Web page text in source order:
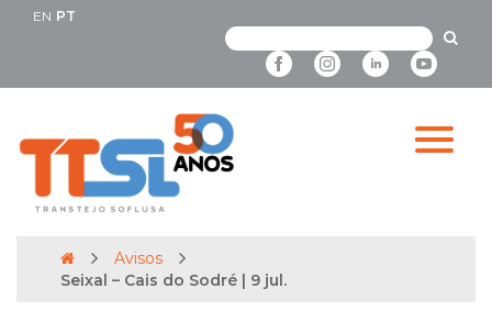
EN PT
Avisos
Seixal – Cais do Sodré | 9 jul.